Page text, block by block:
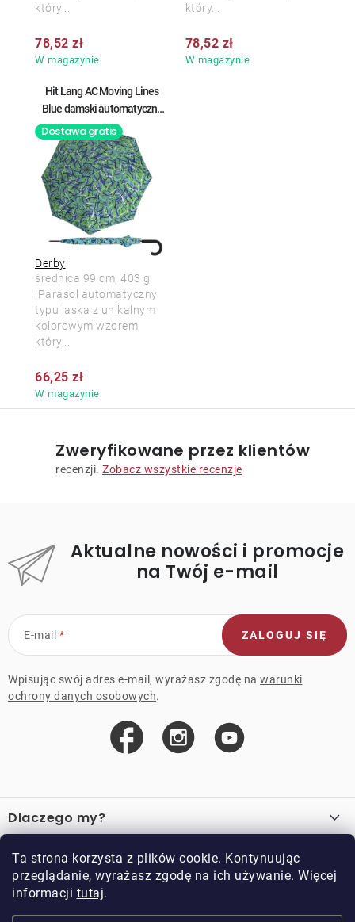
Ta strona korzysta z plików cookie. Kontynuując
przeglądanie, wyrażasz zgodę na ich używanie. Więcej
informacji tutaj.
W magazynie
78,52 zł
który...
W magazynie
78,52 zł
który...
Hit Lang AC Moving Lines
Blue damski automatyczny
parasol laska
Dostawa gratis
Derby
W magazynie
66,25 zł
średnica 99 cm, 403 g
|Parasol automatyczny
typu laska z unikalnym
kolorowym wzorem,
który...
Zweryfikowane przez klientów
recenzji. Zobacz wszystkie recenzje
Aktualne nowości i promocje
na Twój e-mail
E-mail
Wpisując swój adres e-mail, wyrażasz zgodę na warunki
ochrony danych osobowych.
ZALOGUJ SIĘ
t
o
p
a
Dlaczego my?
Ważne linki
Sprzedaż hurtowa
Przykładowy sklep
O zakupie